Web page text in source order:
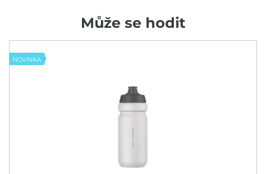
Může se hodit
NOVINKA